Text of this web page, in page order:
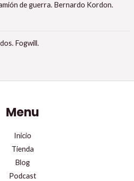
de guerra. Bernardo Kordon.
Fogwill.
Menu
Inicio
Tienda
Blog
Podcast